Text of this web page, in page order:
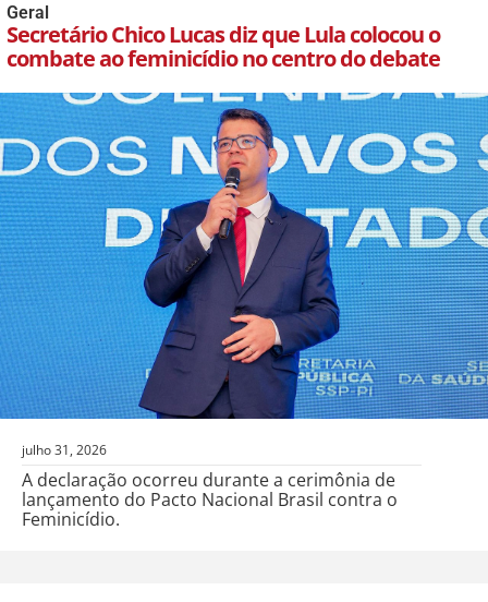
Geral
Secretário Chico Lucas diz que Lula colocou o
combate ao feminicídio no centro do debate
julho 31, 2026
A declaração ocorreu durante a cerimônia de
lançamento do Pacto Nacional Brasil contra o
Feminicídio.